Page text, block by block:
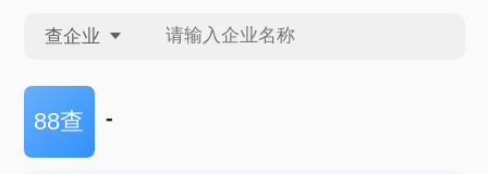
查企业
查企业
88查 -